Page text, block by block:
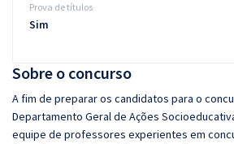
Sobre o concurso
A fim de preparar os candidatos para o
Departamento Geral de Ações
equipe de professores experientes em
Prova de títulos
Sim